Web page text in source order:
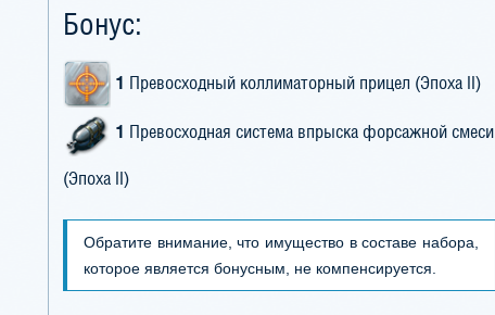
Бонус:
1 Превосходный коллиматорный прицел (Эпоха II)
1 Превосходная система впрыска форсажной смеси
(Эпоха II)
Обратите внимание, что имущество в составе набора,
которое является бонусным, не компенсируется.